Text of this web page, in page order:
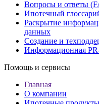
Вопросы и ответы
Ипотечный
Раскрытие
данных
Создание и
Информационная
Помощь и сервисы
Главная
О компании